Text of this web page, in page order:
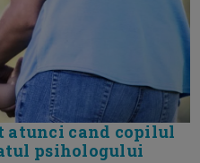
atunci cand copilul
psihologului